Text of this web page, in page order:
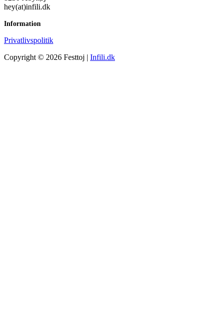
hey(at)infili.dk
Information
Privatlivspolitik
Copyright © 2026 Festtoj | Infili.dk